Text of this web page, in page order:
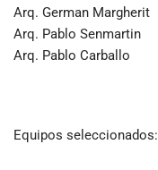
Arq. German Margherit
Arq. Pablo Senmartin
Arq. Pablo Carballo
Equipos seleccionados: